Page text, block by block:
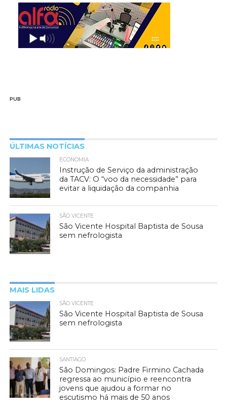
PUB
ÚLTIMAS NOTÍCIAS
ECONOMIA
Instrução de Serviço da administração
da TACV: O “voo da necessidade” para
evitar a liquidação da companhia
SÃO VICENTE
São Vicente Hospital Baptista de Sousa
sem nefrologista
MAIS LIDAS
SÃO VICENTE
São Vicente Hospital Baptista de Sousa
sem nefrologista
SANTIAGO
São Domingos: Padre Firmino Cachada
regressa ao município e reencontra
jovens que ajudou a formar no
escutismo há mais de 50 anos